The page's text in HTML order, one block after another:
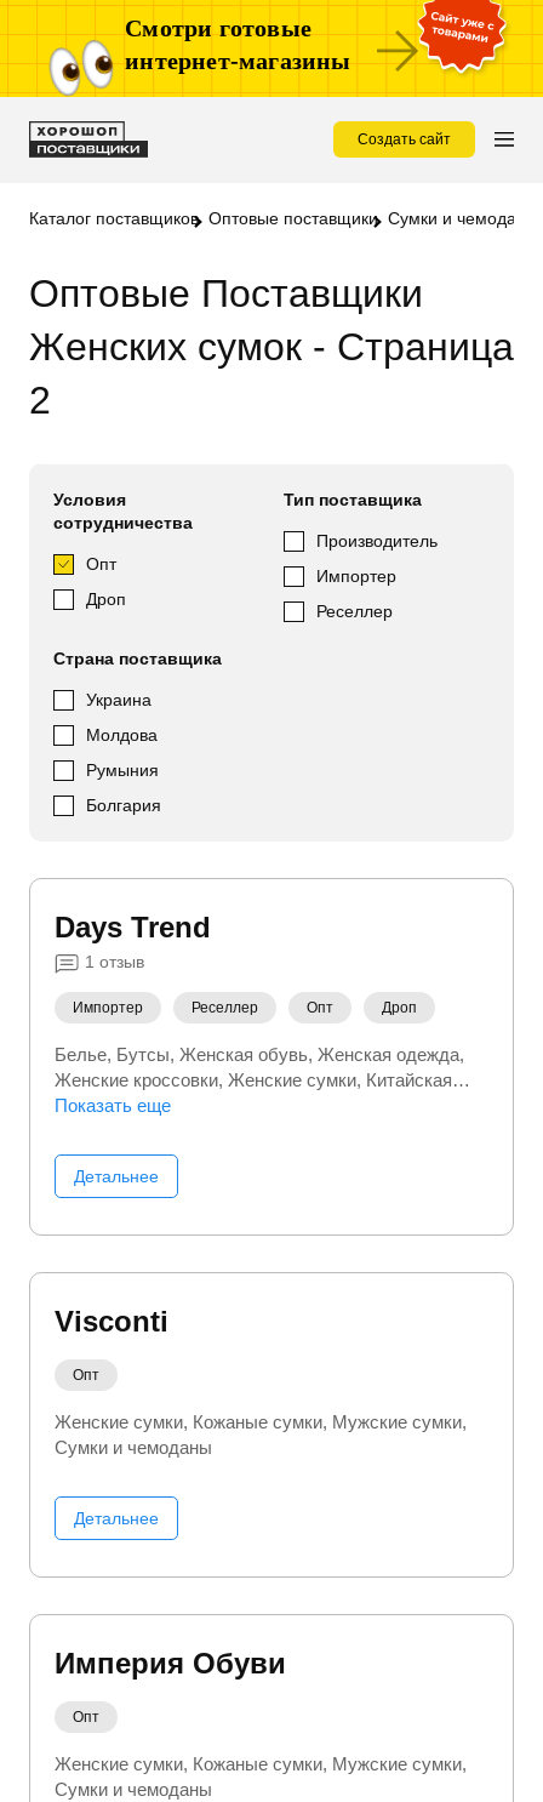
Смотри готовые
интернет-магазины
Создать сайт
Каталог поставщиков Оптовые поставщики Сумки и чемоданы
Оптовые Поставщики
Женских сумок - Страница
2
Условия
сотрудничества
Опт
Дроп
Тип поставщика
Производитель
Импортер
Реселлер
Страна поставщика
Украина
Молдова
Румыния
Болгария
Days Trend
1 отзыв
Импортер Реселлер Опт Дроп
Белье Бутсы Женская обувь Женская одежда
Женские кроссовки Женские сумки Китайская
одежда Кроссовки
Пуховики Спортивные костюмы
чемоданы Шапки
Показать еще
Детальнее
Visconti
Опт
Женские сумки Кожаные сумки Мужские сумки
Сумки и чемоданы
Детальнее
Империя Обуви
Опт
Женские сумки Кожаные сумки Мужские сумки
Сумки и чемоданы